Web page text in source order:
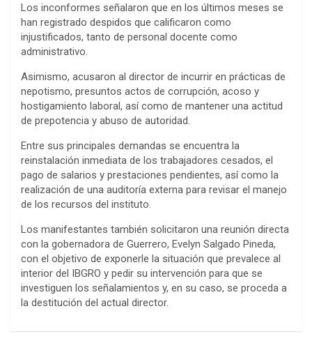
Los inconformes señalaron que en los últimos meses se
han registrado despidos que calificaron como
injustificados, tanto de personal docente como
administrativo.
Asimismo, acusaron al director de incurrir en prácticas de
nepotismo, presuntos actos de corrupción, acoso y
hostigamiento laboral, así como de mantener una actitud
de prepotencia y abuso de autoridad.
Entre sus principales demandas se encuentra la
reinstalación inmediata de los trabajadores cesados, el
pago de salarios y prestaciones pendientes, así como la
realización de una auditoría externa para revisar el manejo
de los recursos del instituto.
Los manifestantes también solicitaron una reunión directa
con la gobernadora de Guerrero, Evelyn Salgado Pineda,
con el objetivo de exponerle la situación que prevalece al
interior del IBGRO y pedir su intervención para que se
investiguen los señalamientos y, en su caso, se proceda a
la destitución del actual director.